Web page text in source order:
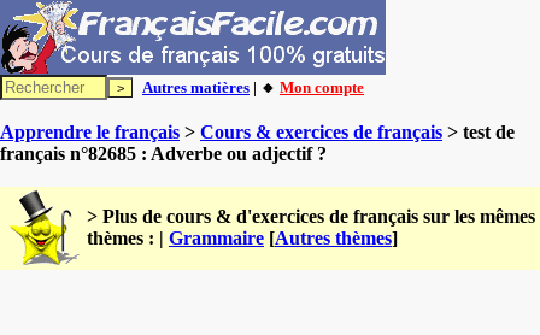
Autres matières | 🔸 Mon compte
Apprendre le français > Cours & exercices de français > test de
français n°82685 : Adverbe ou adjectif ?
> Plus de cours & d'exercices de français sur les mêmes
thèmes : | Grammaire [Autres thèmes]